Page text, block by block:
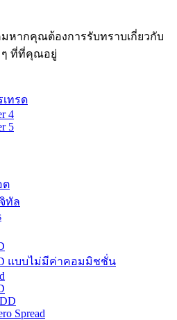
หากคุณต้องการรับทราบเกี่ยวกับ
ๆ ที่ที่คุณอยู่
ทรด
4
5
ต
ทัล
แบบไม่มีค่าคอมมิชชั่น
Spread